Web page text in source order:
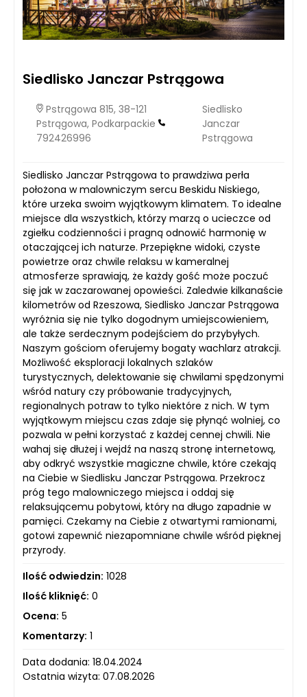
Siedlisko Janczar Pstrągowa
Pstrągowa 815, 38-121
Pstrągowa, Podkarpackie
792426996
Siedlisko
Janczar
Pstrągowa
Siedlisko Janczar Pstrągowa to prawdziwa perła
położona w malowniczym sercu Beskidu Niskiego,
które urzeka swoim wyjątkowym klimatem. To idealne
miejsce dla wszystkich, którzy marzą o ucieczce od
zgiełku codzienności i pragną odnowić harmonię w
otaczającej ich naturze. Przepiękne widoki, czyste
powietrze oraz chwile relaksu w kameralnej
atmosferze sprawiają, że każdy gość może poczuć
się jak w zaczarowanej opowieści. Zaledwie kilkanaście
kilometrów od Rzeszowa, Siedlisko Janczar Pstrągowa
wyróżnia się nie tylko dogodnym umiejscowieniem,
ale także serdecznym podejściem do przybyłych.
Naszym gościom oferujemy bogaty wachlarz atrakcji.
Możliwość eksploracji lokalnych szlaków
turystycznych, delektowanie się chwilami spędzonymi
wśród natury czy próbowanie tradycyjnych,
regionalnych potraw to tylko niektóre z nich. W tym
wyjątkowym miejscu czas zdaje się płynąć wolniej, co
pozwala w pełni korzystać z każdej cennej chwili. Nie
wahaj się dłużej i wejdź na naszą stronę internetową,
aby odkryć wszystkie magiczne chwile, które czekają
na Ciebie w Siedlisku Janczar Pstrągowa. Przekrocz
próg tego malowniczego miejsca i oddaj się
relaksującemu pobytowi, który na długo zapadnie w
pamięci. Czekamy na Ciebie z otwartymi ramionami,
gotowi zapewnić niezapomniane chwile wśród pięknej
przyrody.
Ilość odwiedzin: 1028
Ilość kliknięć: 0
Ocena: 5
Komentarzy: 1
Data dodania: 18.04.2024
Ostatnia wizyta: 07.08.2026